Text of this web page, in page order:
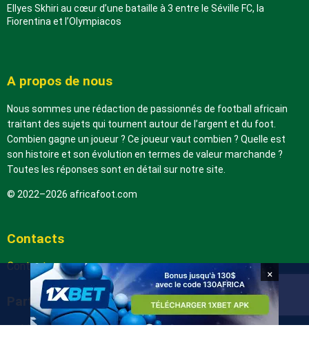
Ellyes Skhiri au cœur d’une bataille à 3 entre le Séville FC, la
Fiorentina et l’Olympiacos
A propos de nous
Nous sommes une rédaction de passionnés de football africain
traitant des sujets qui tournent autour de l’argent et du foot.
Combien gagne un joueur ? Ce joueur vaut combien ? Quelle est
son histoire et son évolution en termes de valeur marchande ?
Toutes les réponses sont en détail sur notre site.
© 2022–2026 africafoot.com
Contacts
Contactez-nous
Partenaires
arabic.africafoot.com
×